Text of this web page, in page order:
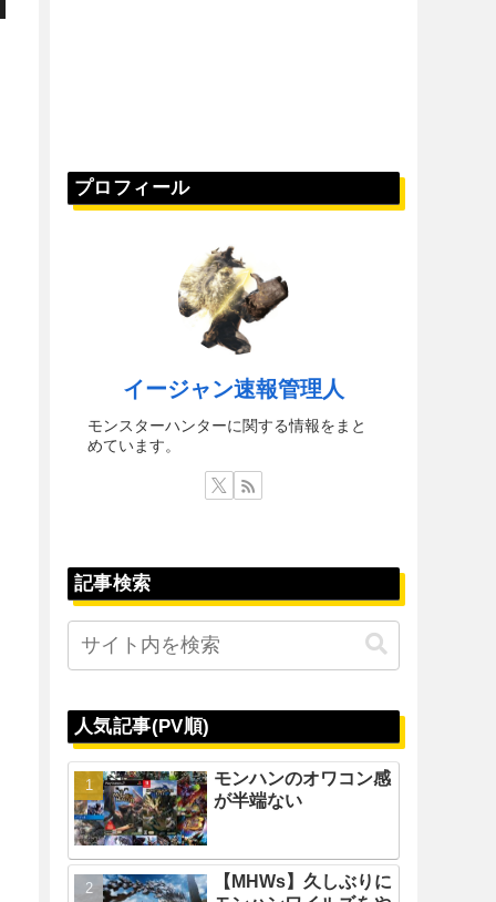
プロフィール
イージャン速報管理人
モンスターハンターに関する情報をまと
めています。
記事検索
人気記事(PV順)
モンハンのオワコン感
が半端ない
【MHWs】久しぶりに